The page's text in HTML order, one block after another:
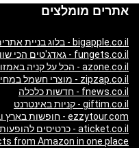
אתרים מומלצים
bigapple.co.il - בלוג בניית אתרים
fungets.co.il - גאדג'טים הכי שווים
azone.co.il - הכל על קניה באמזון
zipzap.co.il - מוצרי חשמל במחירים הגיוניים
fnews.co.il - חדשות כלכלה
giftim.co.il - קניות באינטרנט
ezzytour.com - חופשות בארץ ובעולם
aticket.co.il - כרטיסים להופעות
from Amazon in one place